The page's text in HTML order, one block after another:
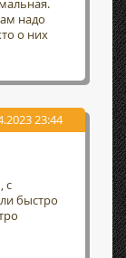
надо
о них
23:44
с
быстро